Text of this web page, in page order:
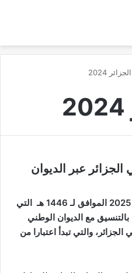
الجزائر 2024
قرعة الحج 2025 في الجزائر عبر الديوان
نتائج عملية القرعة لموسم الحج 2025 الموافق لـ 1446 هـ التي
بالتنسيق مع الديوان الوطني
والتي تبدأ اعتبارا من